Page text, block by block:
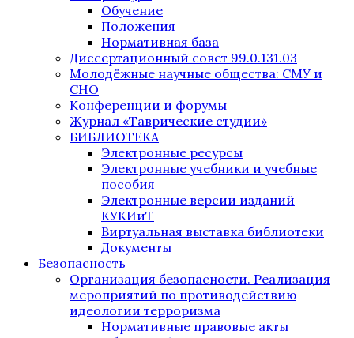
Обучение
Положения
Нормативная база
Диссертационный совет 99.0.131.03
Молодёжные научные общества: СМУ и
СНО
Конференции и форумы
Журнал «Таврические студии»
БИБЛИОТЕКА
Электронные ресурсы
Электронные учебники и учебные
пособия
Электронные версии изданий
КУКИиТ
Виртуальная выставка библиотеки
Документы
Безопасность
Организация безопасности. Реализация
мероприятий по противодействию
идеологии терроризма
Нормативные правовые акты